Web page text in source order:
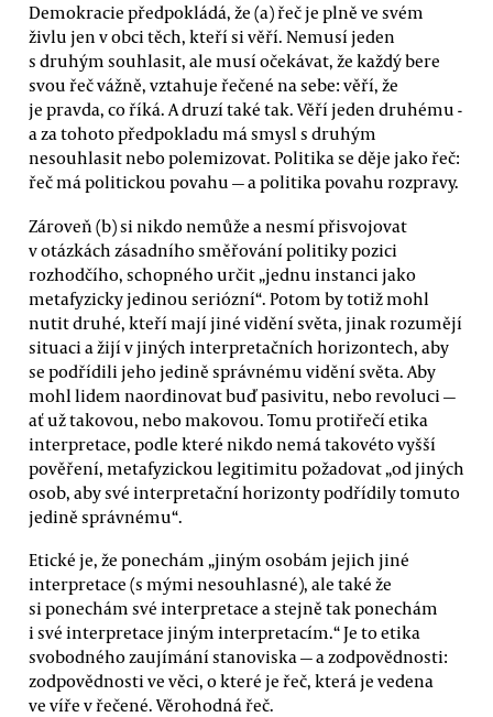
Demokracie předpokládá, že (a) řeč je plně ve svém
živlu jen v obci těch, kteří si věří. Nemusí jeden
s druhým souhlasit, ale musí očekávat, že každý bere
svou řeč vážně, vztahuje řečené na sebe: věří, že
je pravda, co říká. A druzí také tak. Věří jeden druhému -
a za tohoto předpokladu má smysl s druhým
nesouhlasit nebo polemizovat. Politika se děje jako řeč:
řeč má politickou povahu — a politika povahu rozpravy.
Zároveň (b) si nikdo nemůže a nesmí přisvojovat
v otázkách zásadního směřování politiky pozici
rozhodčího, schopného určit „jednu instanci jako
metafyzicky jedinou seriózní“. Potom by totiž mohl
nutit druhé, kteří mají jiné vidění světa, jinak rozumějí
situaci a žijí v jiných interpretačních horizontech, aby
se podřídili jeho jedině správnému vidění světa. Aby
mohl lidem naordinovat buď pasivitu, nebo revoluci —
ať už takovou, nebo makovou. Tomu protiřečí etika
interpretace, podle které nikdo nemá takovéto vyšší
pověření, metafyzickou legitimitu požadovat „od jiných
osob, aby své interpretační horizonty podřídily tomuto
jedině správnému“.
Etické je, že ponechám „jiným osobám jejich jiné
interpretace (s mými nesouhlasné), ale také že
si ponechám své interpretace a stejně tak ponechám
i své interpretace jiným interpretacím.“ Je to etika
svobodného zaujímání stanoviska — a zodpovědnosti:
zodpovědnosti ve věci, o které je řeč, která je vedena
ve víře v řečené. Věrohodná řeč.